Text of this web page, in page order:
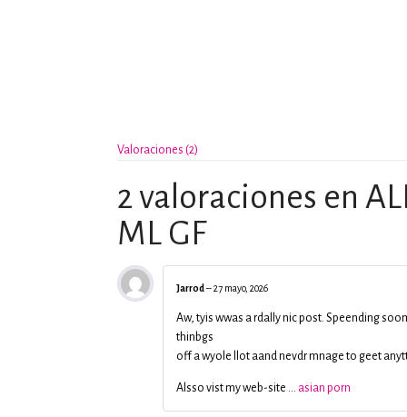
Valoraciones (2)
2 valoraciones en
ML GF
Jarrod– 27 mayo, 2026
Aw, tyis wwas a rdally nic post. Speending
thinbgs
off a wyole llot aand nevdr mnage to geet
Alsso vist my web-site … asian porn